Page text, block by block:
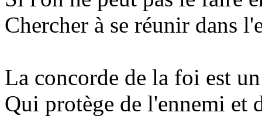
Chercher à se réunir dans
La concorde de la foi est
Qui protège de l'ennemi et